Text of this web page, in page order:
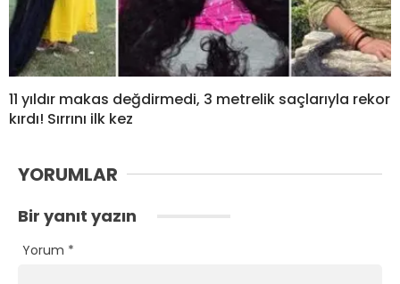
11 yıldır makas değdirmedi, 3 metrelik saçlarıyla rekor
kırdı! Sırrını ilk kez
YORUMLAR
Bir yanıt yazın
Yorum *